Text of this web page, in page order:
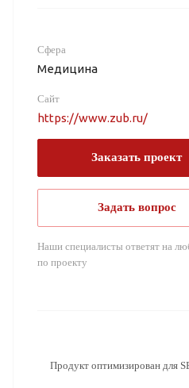
Сфера
Медицина
Сайт
https://www.zub.ru/
Заказать проект
Задать вопрос
Наши специалисты ответят на
по проекту
Продукт оптимизирован для